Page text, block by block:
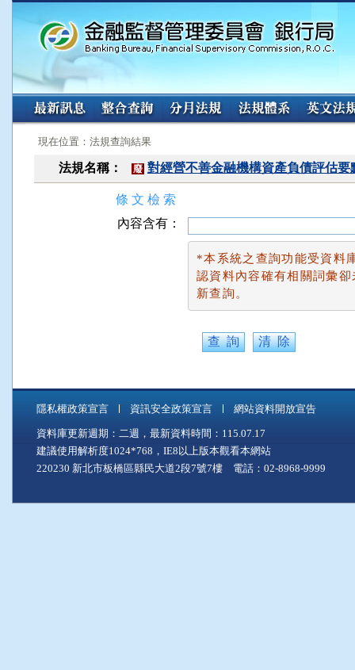
:::
現在位置：法規查詢結果
法規名稱： 廢 對經營不善金融機構資產負債評估要
條 文 檢 索
內容含有：
*本系統之查詢功能受資料
認資料內容確有相關詞彙
新查詢。
隱私權政策宣言 資訊安全政策宣言 網站資料開放宣告
資料庫更新週期：二週，最新資料時間：115.07.17
建議使用解析度1024*768，IE8以上版本觀看本網站
220230 新北市板橋區縣民大道2段7號7樓 電話：02-8968-9999